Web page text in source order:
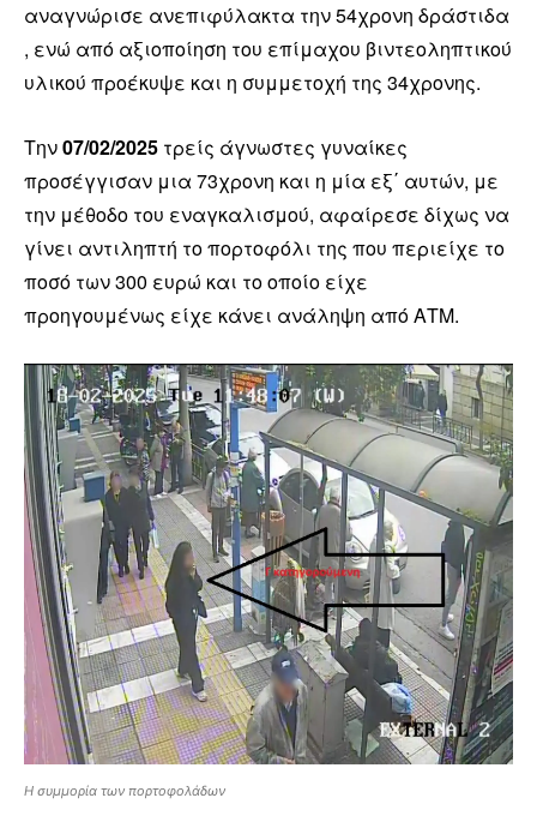
αναγνώρισε ανεπιφύλακτα την 54χρονη δράστιδα
, ενώ από αξιοποίηση του επίμαχου βιντεοληπτικού
υλικού προέκυψε και η συμμετοχή της 34χρονης.
Την07/02/2025 τρείς άγνωστες γυναίκες
προσέγγισαν μια 73χρονη και η μία εξ΄ αυτών, με
την μέθοδο του εναγκαλισμού, αφαίρεσε δίχως να
γίνει αντιληπτή το πορτοφόλι της που περιείχε το
ποσό των 300 ευρώ και το οποίο είχε
προηγουμένως είχε κάνει ανάληψη από ΑΤΜ.
Η συμμορία των πορτοφολάδων